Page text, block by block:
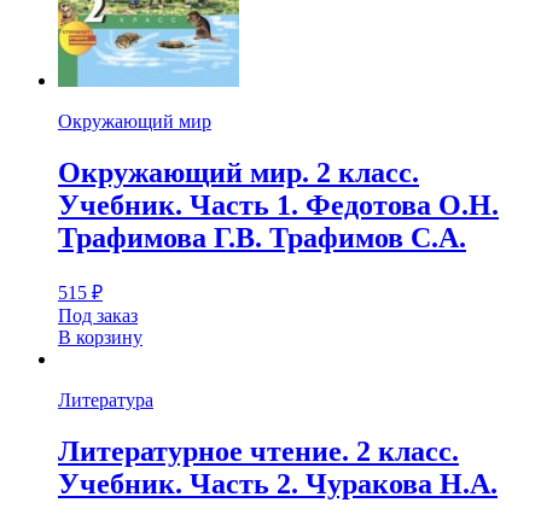
Окружающий мир
Окружающий мир. 2 класс.
Учебник. Часть 1. Федотова О.Н.
Трафимова Г.В. Трафимов С.А.
515 ₽
Под заказ
В корзину
Литература
Литературное чтение. 2 класс.
Учебник. Часть 2. Чуракова Н.А.